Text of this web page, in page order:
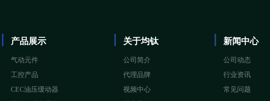
产品展示
气动元件
工控产品
CEC油压缓动器
关于均钛
公司简介
代理品牌
视频中心
新闻中心
公司动态
行业资讯
常见问题